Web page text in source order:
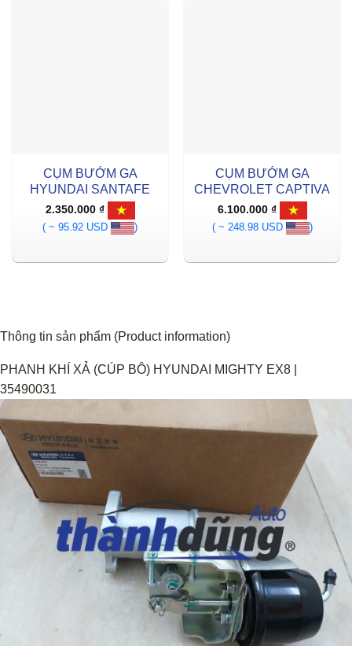
CỤM BƯỚM GA
HYUNDAI SANTAFE
2.350.000 ₫
( ~ 95.92 USD
)
CỤM BƯỚM GA
CHEVROLET CAPTIVA
6.100.000 ₫
( ~ 248.98 USD
)
Thông tin sản phẩm (Product information)
PHANH KHÍ XẢ (CÚP BÔ) HYUNDAI MIGHTY EX8 |
35490031